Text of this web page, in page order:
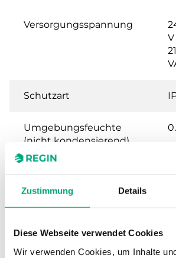
Zustimmung Details
Diese Webseite verwendet Cookies
Wir verwenden Cookies, um Inhalte
Versorgungsspannung
Schutzart
Umgebungsfeuchte
(nicht kondensierend)
Umgebungstemperatur -
Montage
Abmessungen, außen
(B x H x T)